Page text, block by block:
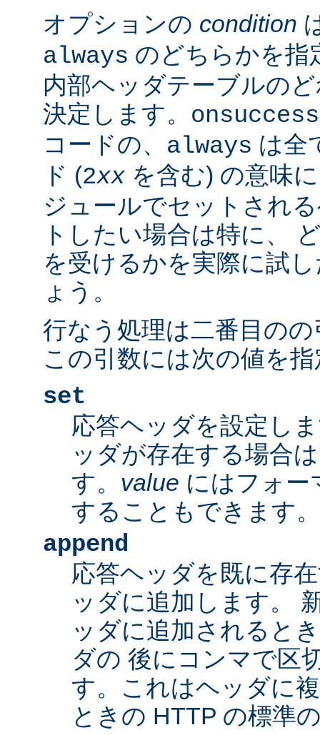
オプションの condition
always のどちらかを指
内部ヘッダテーブルの
決定します。 onsuccess
コードの、 always は全
ド (2xx を含む) の意味
ジュールでセットされ
トしたい場合は特に、
を受けるかを実際に試
ょう。
行なう処理は二番目の
この引数には次の値を
set
応答ヘッダを設定し
ッダが存在する場合
す。 value にはフォー
することもできます。
append
応答ヘッダを既に存
ッダに追加します。
ッダに追加されると
ダの 後にコンマで区
す。これはヘッダに
ときの HTTP の標準